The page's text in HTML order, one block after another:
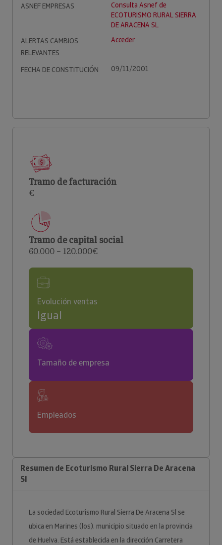
ASNEF EMPRESAS
Consulta Asnef de
ECOTURISMO RURAL SIERRA
DE ARACENA SL
ALERTAS CAMBIOS
RELEVANTES
Acceder
FECHA DE CONSTITUCIÓN 09/11/2001
Tramo de facturación
€
Tramo de capital social
60.000 – 120.000€
Evolución ventas
Igual
Tamaño de empresa
Empleados
Resumen de Ecoturismo Rural Sierra De Aracena
Sl
La sociedad Ecoturismo Rural Sierra De Aracena Sl se
ubica en Marines (los), municipio situado en la provincia
de Huelva. Está establecida en la dirección Carretera